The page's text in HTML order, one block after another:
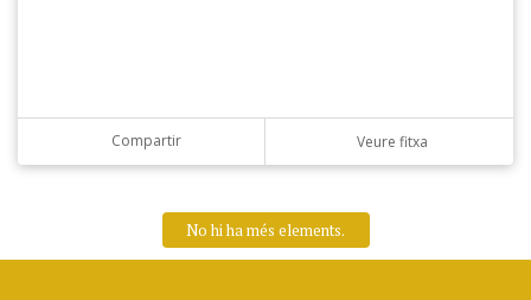
Compartir Veure fitxa
No hi ha més elements.